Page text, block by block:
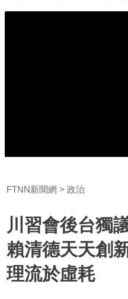
FTNN新聞網 政治
川習會後台獨
賴清德天天創
理流於虛耗